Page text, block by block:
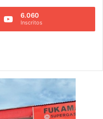
6.060
Inscritos